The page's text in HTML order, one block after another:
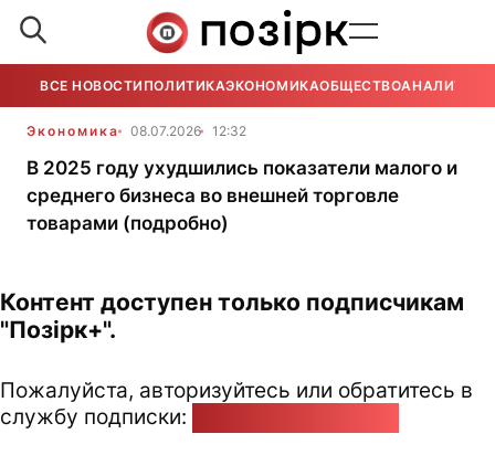
ВСЕ НОВОСТИ ПОЛИТИКАЭКОНОМИКАОБЩЕСТВОАНАЛИТИКА
Экономика 08.07.2026 12:32
В 2025 году ухудшились показатели малого и
среднего бизнеса во внешней торговле
товарами (подробно)
Контент доступен только подписчикам
"Позірк+".
Пожалуйста, авторизуйтесь или обратитесь в
службу подписки: